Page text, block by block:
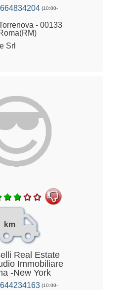
(10:00-
- 00133
Srl
km
Real Estate
Immobiliare
-New York
(10:00-